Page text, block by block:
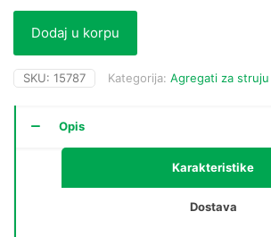
Dodaj u korpu
SKU: 15787 Kategorija: Agregati za struju
Opis
Karakteristike
Dostava